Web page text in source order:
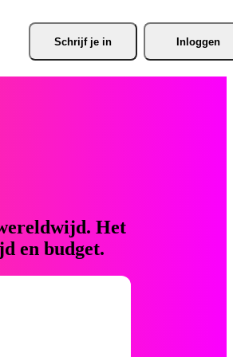
Schrijf je in Inloggen
Het
en budget.